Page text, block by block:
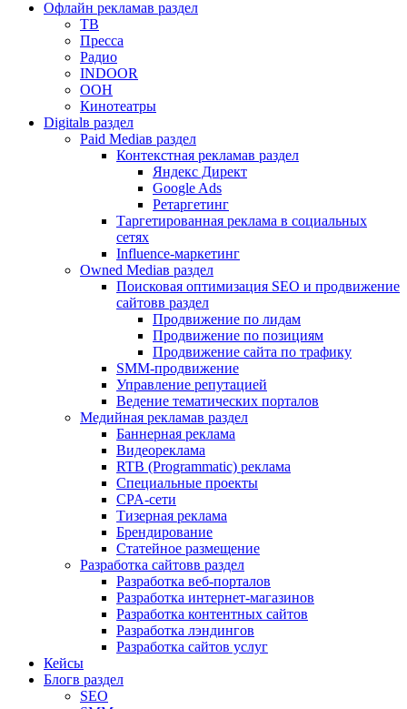
Офлайн рекламав раздел
ТВ
Пресса
Радио
INDOOR
OOH
Кинотеатры
Digitalв раздел
Paid Mediaв раздел
Контекстная рекламав раздел
Яндекс Директ
Google Ads
Ретаргетинг
Таргетированная реклама в социальных
сетях
Influence-маркетинг
Owned Mediaв раздел
Поисковая оптимизация SEO и продвижение
сайтовв раздел
Продвижение по лидам
Продвижение по позициям
Продвижение сайта по трафику
SMM-продвижение
Управление репутацией
Ведение тематических порталов
Медийная рекламав раздел
Баннерная реклама
Видеореклама
RTB (Programmatic) реклама
Специальные проекты
CPA-сети
Тизерная реклама
Брендирование
Статейное размещение
Разработка сайтовв раздел
Разработка веб-порталов
Разработка интернет-магазинов
Разработка контентных сайтов
Разработка лэндингов
Разработка сайтов услуг
Кейсы
Блогв раздел
SEO